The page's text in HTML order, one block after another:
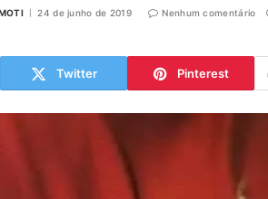
24 de junho de 2019 Nenhum comentário
Twitter Pinterest